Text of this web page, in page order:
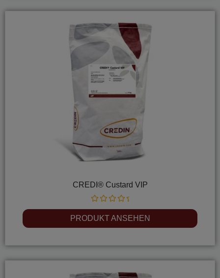
CREDI® Custard VIP
Rated
0
out
of
PRODUKT ANSEHEN